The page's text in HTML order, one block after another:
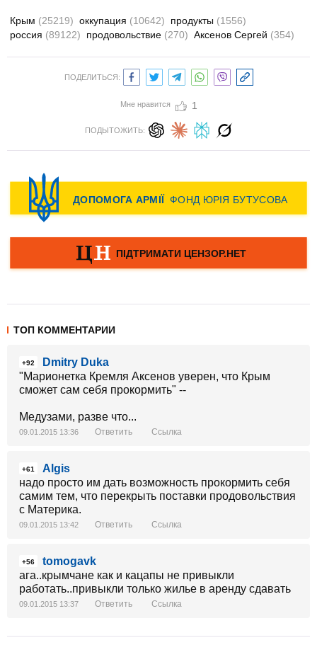
Крым (25219) оккупация (10642) продукты (1556)
россия (89122) продовольствие (270) Аксенов Сергей (354)
ПОДЕЛИТЬСЯ:
Мне нравится 1
ПОДЫТОЖИТЬ:
ТОП КОММЕНТАРИИ
+92
Dmitry Duka
"Марионетка Кремля Аксенов уверен, что Крым
сможет сам себя прокормить" --
Медузами, разве что...
09.01.2015 13:36 Ответить Ссылка
+61
Algis
надо просто им дать возможность прокормить себя
самим тем, что перекрыть поставки продовольствия
с Материка.
09.01.2015 13:42 Ответить Ссылка
+56
tomogavk
ага..крымчане как и кацапы не привыкли
работать..привыкли только жилье в аренду сдавать
09.01.2015 13:37 Ответить Ссылка